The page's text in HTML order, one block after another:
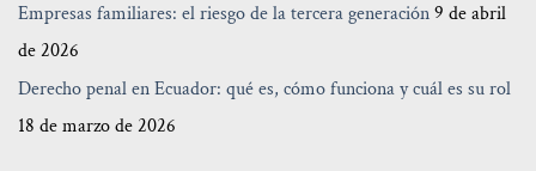
Empresas familiares: el riesgo de la tercera generación9 de abril
de 2026
Derecho penal en Ecuador: qué es, cómo funciona y cuál es su rol
18 de marzo de 2026